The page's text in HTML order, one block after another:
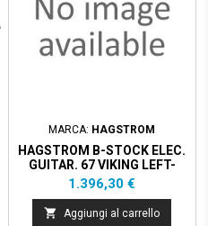
MARCA: HAGSTROM
HAGSTROM B-STOCK ELEC.
GUITAR. 67 VIKING LEFT-
WILD CHERRY
Prezzo
1.396,30 €
 Aggiungi al carrello